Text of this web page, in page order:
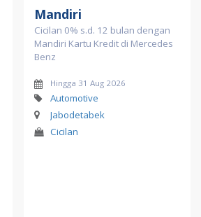
Mandiri
Cicilan 0% s.d. 12 bulan dengan
Mandiri Kartu Kredit di Mercedes
Benz
Hingga 31 Aug 2026
Automotive
Jabodetabek
Cicilan